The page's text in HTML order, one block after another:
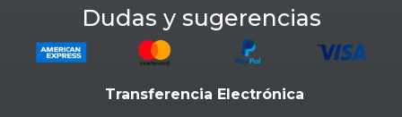
Dudas y sugerencias
Transferencia Electrónica